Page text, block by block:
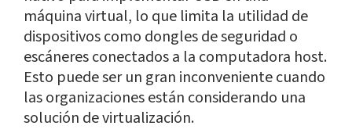
máquina virtual, lo que limita la utilidad de
dispositivos como dongles de seguridad o
escáneres conectados a la computadora host.
Esto puede ser un gran inconveniente cuando
las organizaciones están considerando una
solución de virtualización.